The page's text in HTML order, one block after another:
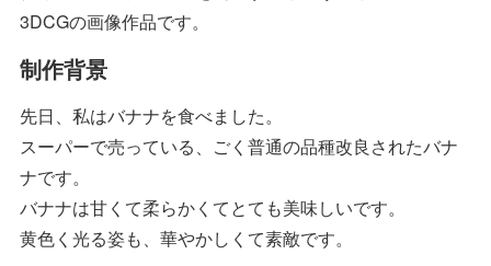
3DCGの画像作品です。
制作背景
先日、私はバナナを食べました。
スーパーで売っている、ごく普通の品種改良されたバナ
ナです。
バナナは甘くて柔らかくてとても美味しいです。
黄色く光る姿も、華やかしくて素敵です。